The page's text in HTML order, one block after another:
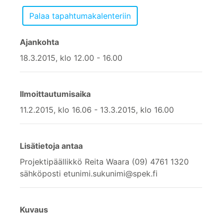
Ajankohta
18.3.2015, klo 12.00 - 16.00
Ilmoittautumisaika
11.2.2015, klo 16.06 - 13.3.2015, klo 16.00
Lisätietoja antaa
Projektipäällikkö Reita Waara (09) 4761 1320
sähköposti etunimi.sukunimi@spek.fi
Kuvaus